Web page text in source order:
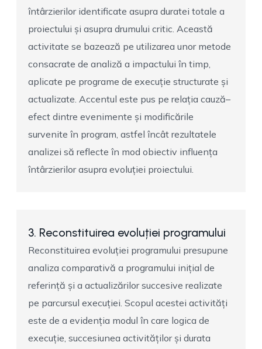
întârzierilor identificate asupra duratei totale a
proiectului și asupra drumului critic. Această
activitate se bazează pe utilizarea unor metode
consacrate de analiză a impactului în timp,
aplicate pe programe de execuție structurate și
actualizate. Accentul este pus pe relația cauză–
efect dintre evenimente și modificările
survenite în program, astfel încât rezultatele
analizei să reflecte în mod obiectiv influența
întârzierilor asupra evoluției proiectului.
3. Reconstituirea evoluției programului
Reconstituirea evoluției programului presupune
analiza comparativă a programului inițial de
referință și a actualizărilor succesive realizate
pe parcursul execuției. Scopul acestei activități
este de a evidenția modul în care logica de
execuție, succesiunea activităților și durata